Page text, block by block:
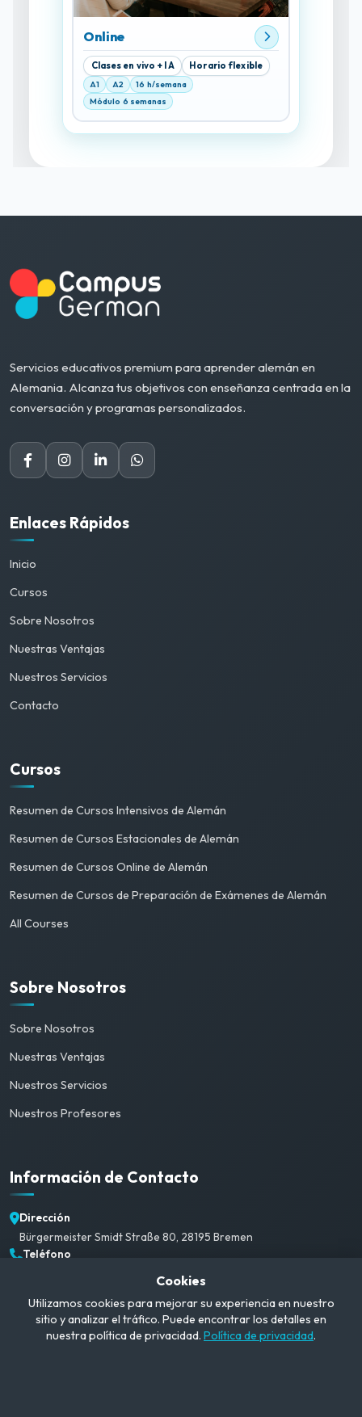
Online
Clases en vivo + IA Horario flexible
A1 A2
16 h/semana
Módulo 6 semanas
Servicios educativos premium para aprender alemán en
Alemania. Alcanza tus objetivos con enseñanza centrada en la
conversación y programas personalizados.
Enlaces Rápidos
Inicio
Cursos
Sobre Nosotros
Nuestras Ventajas
Nuestros Servicios
Contacto
Cursos
Resumen de Cursos Intensivos de Alemán
Resumen de Cursos Estacionales de Alemán
Resumen de Cursos Online de Alemán
Resumen de Cursos de Preparación de Exámenes de Alemán
All Courses
Sobre Nosotros
Sobre Nosotros
Nuestras Ventajas
Nuestros Servicios
Nuestros Profesores
Información de Contacto
Dirección
Bürgermeister Smidt Straße 80, 28195 Bremen
Teléfono
info@campusgerman.com
Horario de Atención
Lun-Sáb: 09:00-21:00
Cookies
Utilizamos cookies para mejorar su experiencia en nuestro
sitio y analizar el tráfico. Puede encontrar los detalles en
nuestra política de privacidad. Política de privacidad.